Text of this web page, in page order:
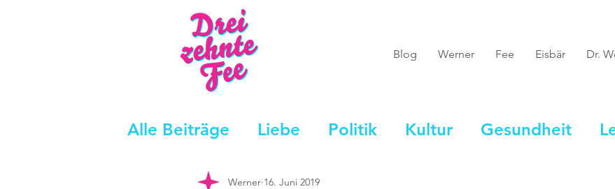
Blog Werner Fee Eisbär Dr.
Alle Beiträge Liebe Politik Kultur Gesundheit
Werner 16. Juni 2019